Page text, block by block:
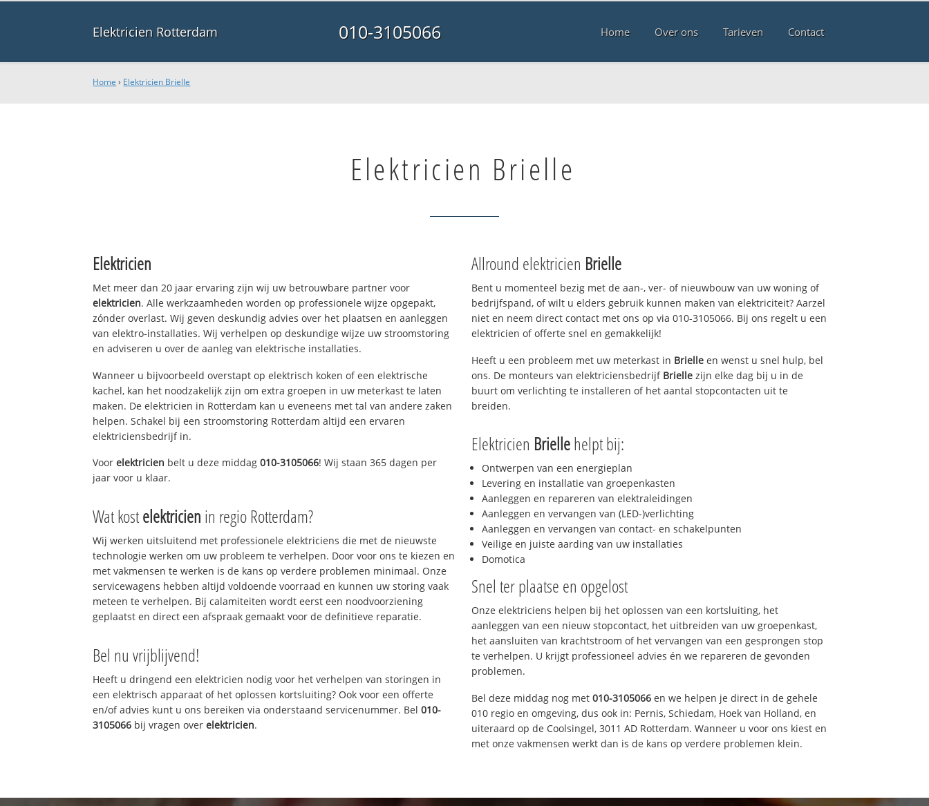
Elektricien Rotterdam 010-3105066 Home Over ons Tarieven Contact
Home › Elektricien Brielle
Elektricien Brielle
Elektricien
Met meer dan 20 jaar ervaring zijn wij uw betrouwbare partner voor
elektricien. Alle werkzaamheden worden op professionele wijze opgepakt,
zónder overlast. Wij geven deskundig advies over het plaatsen en aanleggen
van elektro-installaties. Wij verhelpen op deskundige wijze uw stroomstoring
en adviseren u over de aanleg van elektrische installaties.
Wanneer u bijvoorbeeld overstapt op elektrisch koken of een elektrische
kachel, kan het noodzakelijk zijn om extra groepen in uw meterkast te laten
maken. De elektricien in Rotterdam kan u eveneens met tal van andere zaken
helpen. Schakel bij een stroomstoring Rotterdam altijd een ervaren
elektriciensbedrijf in.
Voorelektricien belt u deze middag010-3105066! Wij staan 365 dagen per
jaar voor u klaar.
Wat kostelektricien in regio Rotterdam?
Wij werken uitsluitend met professionele elektriciens die met de nieuwste
technologie werken om uw probleem te verhelpen. Door voor ons te kiezen en
met vakmensen te werken is de kans op verdere problemen minimaal. Onze
servicewagens hebben altijd voldoende voorraad en kunnen uw storing vaak
meteen te verhelpen. Bij calamiteiten wordt eerst een noodvoorziening
geplaatst en direct een afspraak gemaakt voor de definitieve reparatie.
Bel nu vrijblijvend!
Heeft u dringend een elektricien nodig voor het verhelpen van storingen in
een elektrisch apparaat of het oplossen kortsluiting? Ook voor een offerte
en/of advies kunt u ons bereiken via onderstaand servicenummer. Bel010-
3105066 bij vragen overelektricien.
Allround elektricien Brielle
Bent u momenteel bezig met de aan-, ver- of nieuwbouw van uw woning of
bedrijfspand, of wilt u elders gebruik kunnen maken van elektriciteit? Aarzel
niet en neem direct contact met ons op via 010-3105066. Bij ons regelt u een
elektricien of offerte snel en gemakkelijk!
Heeft u een probleem met uw meterkast in Brielle en wenst u snel hulp, bel
ons. De monteurs van elektriciensbedrijf Brielle zijn elke dag bij u in de
buurt om verlichting te installeren of het aantal stopcontacten uit te
breiden.
Elektricien Briellehelpt bij:
Ontwerpen van een energieplan
Levering en installatie van groepenkasten
Aanleggen en repareren van elektraleidingen
Aanleggen en vervangen van (LED-)verlichting
Aanleggen en vervangen van contact- en schakelpunten
Veilige en juiste aarding van uw installaties
Domotica
Snel ter plaatse en opgelost
Onze elektriciens helpen bij het oplossen van een kortsluiting, het
aanleggen van een nieuw stopcontact, het uitbreiden van uw groepenkast,
het aansluiten van krachtstroom of het vervangen van een gesprongen stop
te verhelpen. U krijgt professioneel advies én we repareren de gevonden
problemen.
Bel deze middag nog met 010-3105066 en we helpen je direct in de gehele
010 regio en omgeving, dus ook in: Pernis, Schiedam, Hoek van Holland, en
uiteraard op de Coolsingel, 3011 AD Rotterdam. Wanneer u voor ons kiest en
met onze vakmensen werkt dan is de kans op verdere problemen klein.